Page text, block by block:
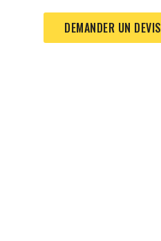
DEMANDER UN DEVIS